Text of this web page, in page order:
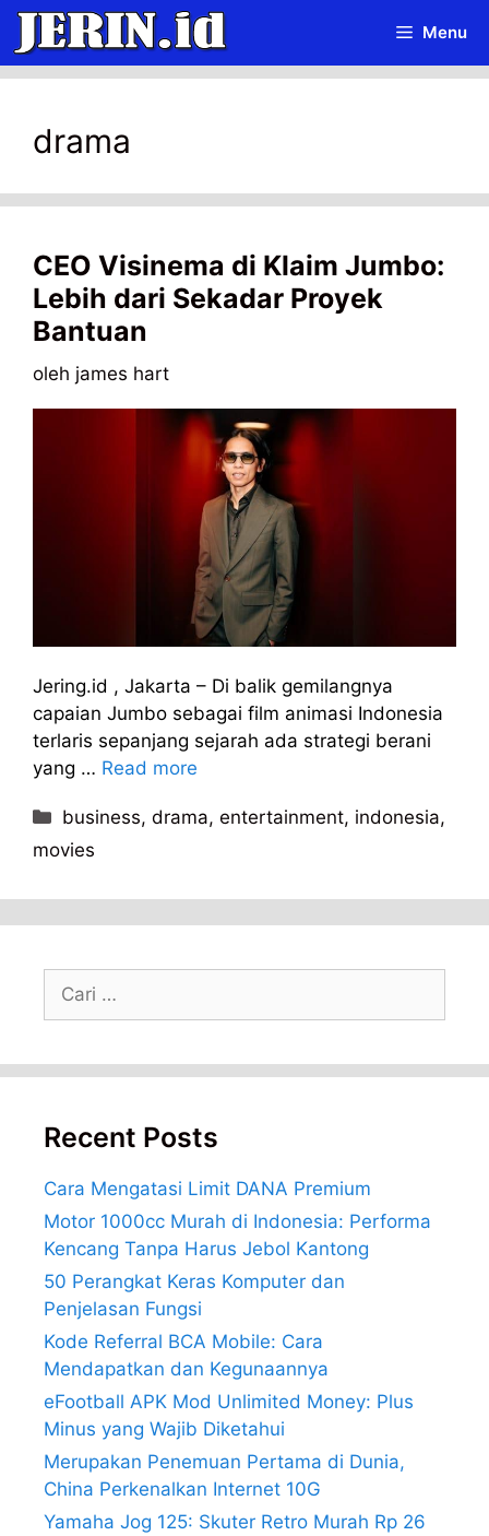
Langsung
isi
Menu
drama
CEO Visinema di Klaim Jumbo:
Lebih dari Sekadar Proyek
Bantuan
oleh james hart
Jering.id , Jakarta – Di balik gemilangnya
capaian Jumbo sebagai film animasi Indonesia
terlaris sepanjang sejarah ada strategi berani
yang … Read more
Kategori
business,drama,entertainment, indonesia,
movies
untuk:
Recent Posts
Cara Mengatasi Limit DANA Premium
Motor 1000cc Murah di Indonesia: Performa
Kencang Tanpa Harus Jebol Kantong
50 Perangkat Keras Komputer dan
Penjelasan Fungsi
Kode Referral BCA Mobile: Cara
Mendapatkan dan Kegunaannya
eFootball APK Mod Unlimited Money: Plus
Minus yang Wajib Diketahui
Merupakan Penemuan Pertama di Dunia,
China Perkenalkan Internet 10G
Yamaha Jog 125: Skuter Retro Murah Rp 26